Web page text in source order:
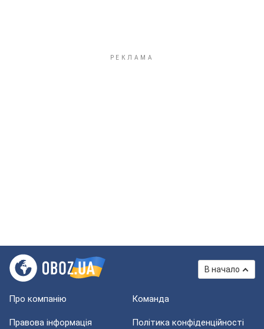
В начало
Про компанію Команда
Правова інформація Політика конфіденційності